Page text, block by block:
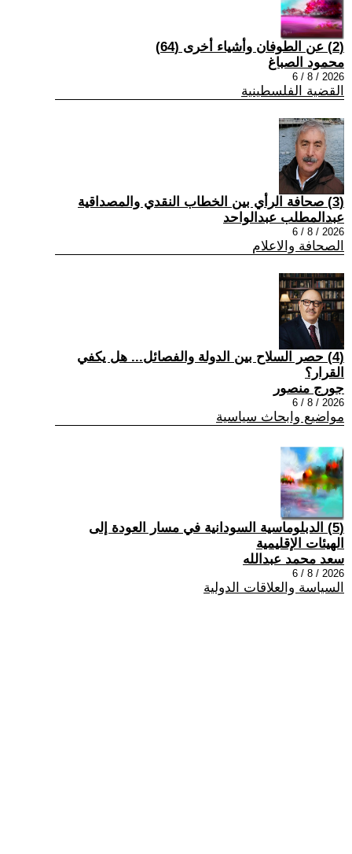
(2) عن الطوفان وأشياء أخرى (64)
محمود الصباغ
2026 / 8 / 6
القضية الفلسطينية
(3) صحافة الرأي بين الخطاب النقدي والمصداقية
عبدالمطلب عبدالواحد
2026 / 8 / 6
الصحافة والاعلام
(4) حصر السلاح بين الدولة والفصائل... هل يكفي
القرار؟
جورج منصور
2026 / 8 / 6
مواضيع وابحاث سياسية
(5) الدبلوماسية السودانية في مسار العودة إلى
الهيئات الإقليمية
سعد محمد عبدالله
2026 / 8 / 6
السياسة والعلاقات الدولية